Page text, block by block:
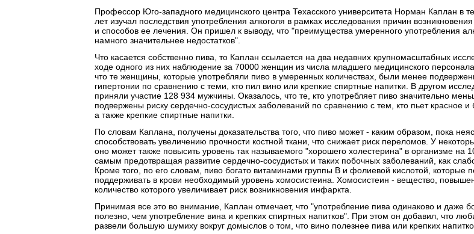
Профессор Юго-западного медицинского центра Техасского университета Норман Каплан в
лет изучал последствия употребления алкоголя в рамках исследования причин
и способов ее лечения. Он пришел к выводу, что "преимущества умеренного употребления
намного значительнее недостатков".
Что касается собственно пива, то Каплан ссылается на два недавних крупномасштабных
ходе одного из них наблюдение за 70000 женщин из числа младшего медицинского персонала
что те женщины, которые употребляли пиво в умеренных количествах, были менее
гипертонии по сравнению с теми, кто пил вино или крепкие спиртные напитки. В другом
приняли участие 128 934 мужчины. Оказалось, что те, кто употребляет пиво значительно
подвержены риску сердечно-сосудистых заболеваний по сравнению с тем, кто пьет красное и
а также крепкие спиртные напитки.
По словам Каплана, получены доказательства того, что пиво может - каким образом, пока
способствовать увеличению прочности костной ткани, что снижает риск переломов. У
оно может также повысить уровень так называемого "хорошего холестерина" в организме на
самым предотвращая развитие сердечно-сосудистых и таких побочных заболеваний, как
Кроме того, по его словам, пиво богато витаминами группы В и фолиевой кислотой, которые
поддерживать в крови необходимый уровень хомосистеина. Хомосистеин - вещество,
количество которого увеличивает риск возникновения инфаркта.
Принимая все это во внимание, Каплан отмечает, что "употребление пива одинаково и даже
полезно, чем употребление вина и крепких спиртных напитков". При этом он добавил, что
развели большую шумиху вокруг домыслов о том, что вино полезнее пива или крепких